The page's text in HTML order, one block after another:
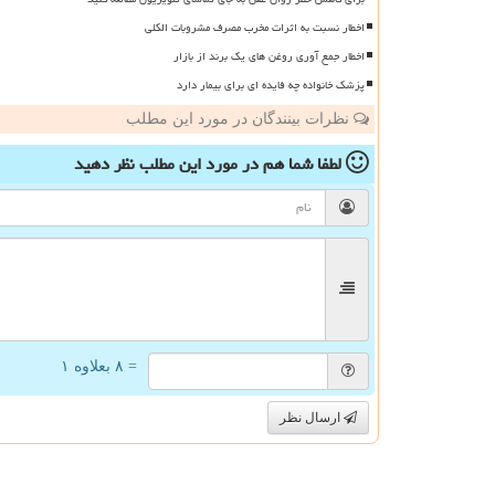
اخطار نسبت به اثرات مخرب مصرف مشروبات الکلی
اخطار جمع آوری روغن های یک برند از بازار
پزشک خانواده چه فایده ای برای بیمار دارد
نظرات بینندگان در مورد این مطلب
لطفا شما همدر مورد این مطلبنظر دهید
= ۸ بعلاوه ۱
ارسال نظر